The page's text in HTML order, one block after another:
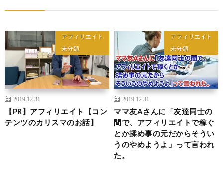
アフィリエイト
未分類
2019.12.31
【PR】アフィリエイト【コン
テンツのカリスマのお話】
アフィリエイト
未分類
2019.12.31
ママ友Aさんに「友達同士の
間で、アフィリエイトで稼ぐ
とか揉め事の元だからそうい
うのやめようよ」って言われ
た。